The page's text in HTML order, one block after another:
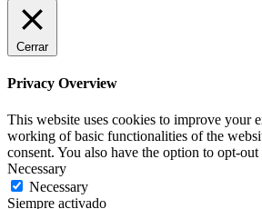
Cerrar
Privacy Overview
This website uses cookies to improve your
working of basic functionalities of the
consent. You also have the option to opt-
Necessary
Necessary
Siempre activado